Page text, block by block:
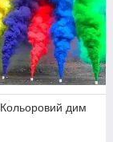
Кольоровий дим